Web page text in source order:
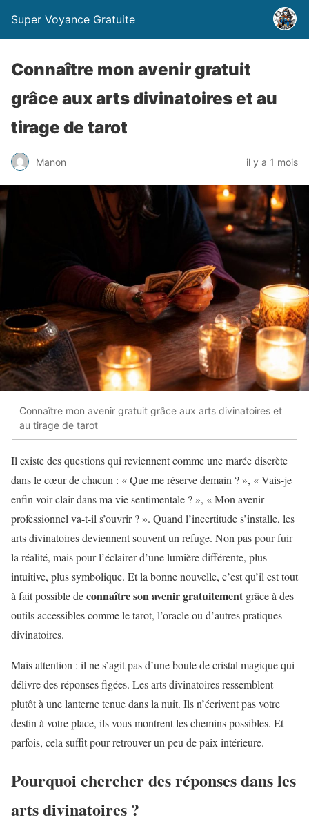
Super Voyance Gratuite
Connaître mon avenir gratuit
grâce aux arts divinatoires et au
tirage de tarot
Manon il y a 1 mois
Connaître mon avenir gratuit grâce aux arts divinatoires et
au tirage de tarot
Il existe des questions qui reviennent comme une marée discrète
dans le cœur de chacun : « Que me réserve demain ? », « Vais-je
enfin voir clair dans ma vie sentimentale ? », « Mon avenir
professionnel va-t-il s’ouvrir ? ». Quand l’incertitude s’installe, les
arts divinatoires deviennent souvent un refuge. Non pas pour fuir
la réalité, mais pour l’éclairer d’une lumière différente, plus
intuitive, plus symbolique. Et la bonne nouvelle, c’est qu’il est tout
à fait possible deconnaître son avenir gratuitement grâce à des
outils accessibles comme le tarot, l’oracle ou d’autres pratiques
divinatoires.
Mais attention : il ne s’agit pas d’une boule de cristal magique qui
délivre des réponses figées. Les arts divinatoires ressemblent
plutôt à une lanterne tenue dans la nuit. Ils n’écrivent pas votre
destin à votre place, ils vous montrent les chemins possibles. Et
parfois, cela suffit pour retrouver un peu de paix intérieure.
Pourquoi chercher des réponses dans les
arts divinatoires ?